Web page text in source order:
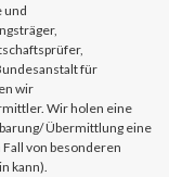
und
für
wir
Wir holen eine
Übermittlung eine
von besonderen
kann).